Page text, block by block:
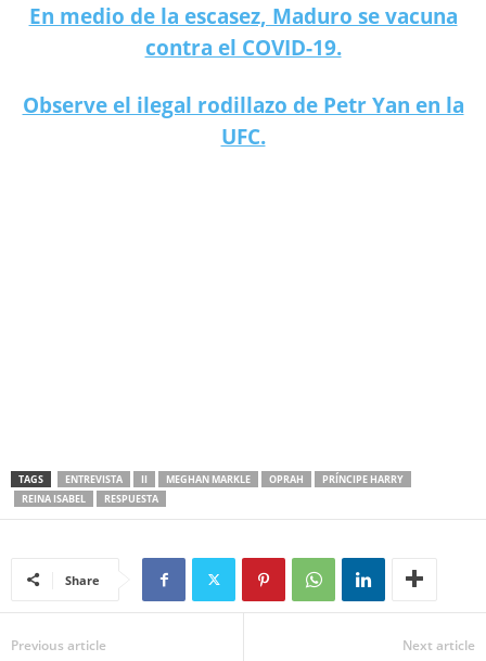
En medio de la escasez, Maduro se vacuna
contra el COVID-19.
Observe el ilegal rodillazo de Petr Yan en la
UFC.
TAGS ENTREVISTA II MEGHAN MARKLE OPRAH
PRÍNCIPE HARRY
REINA ISABEL
RESPUESTA
Share
Previous article Next article